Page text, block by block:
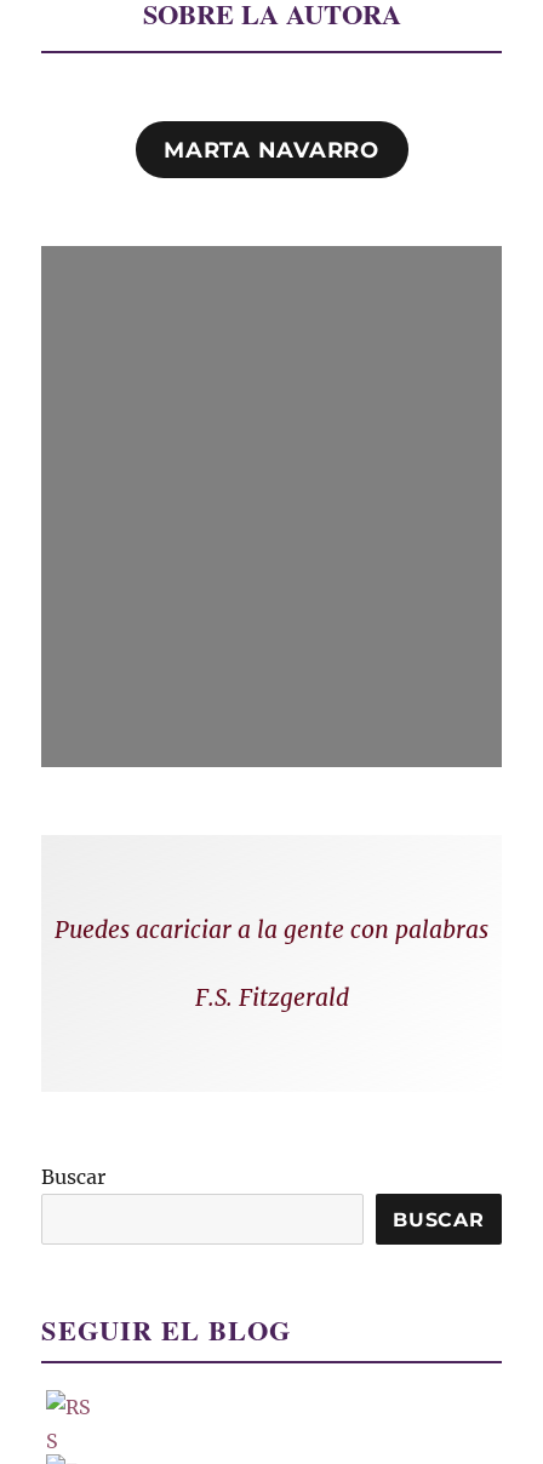
SOBRE LA AUTORA
MARTA NAVARRO
Puedes acariciar a la gente con palabras
F.S. Fitzgerald
Buscar
BUSCAR
SEGUIR EL BLOG